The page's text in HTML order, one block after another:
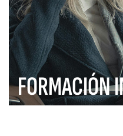
FORMACIÓN